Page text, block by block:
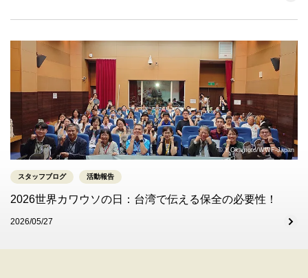
© Y.Okamoto/WWF-Japan
スタッフブログ 活動報告
2026世界カワウソの日：台湾で伝える保全の必要性！
2026/05/27